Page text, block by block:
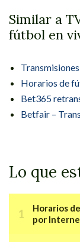
Similar a
fútbol en
Horarios de
Bet365
Betfair –
Lo que
Horarios
por